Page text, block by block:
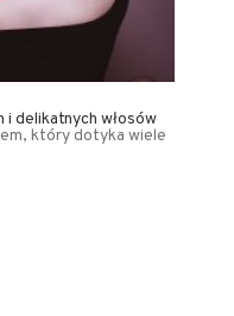
i delikatnych włosów
który dotyka wiele